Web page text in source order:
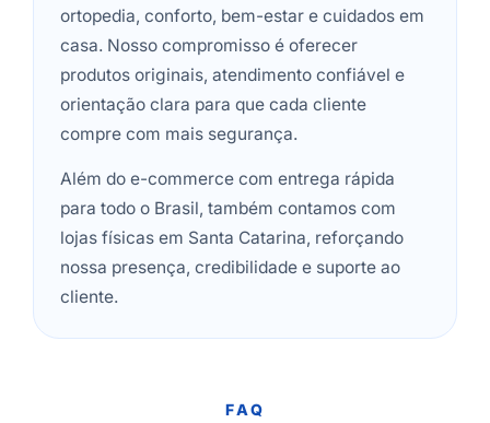
ortopedia, conforto, bem-estar e cuidados em
casa. Nosso compromisso é oferecer
produtos originais, atendimento confiável e
orientação clara para que cada cliente
compre com mais segurança.
Além do e-commerce com entrega rápida
para todo o Brasil, também contamos com
lojas físicas em Santa Catarina, reforçando
nossa presença, credibilidade e suporte ao
cliente.
FAQ